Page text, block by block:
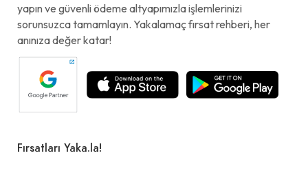
yapın ve güvenli ödeme altyapımızla işlemlerinizi
sorunsuzca tamamlayın. Yakalamaç fırsat rehberi, her
anınıza değer katar!
Fırsatları Yaka.la!